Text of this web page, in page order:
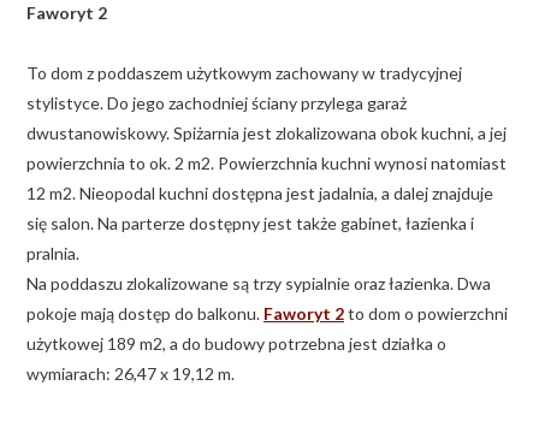
Faworyt 2
To dom z poddaszem użytkowym zachowany w tradycyjnej
stylistyce. Do jego zachodniej ściany przylega garaż
dwustanowiskowy. Spiżarnia jest zlokalizowana obok kuchni, a jej
powierzchnia to ok. 2 m2. Powierzchnia kuchni wynosi natomiast
12 m2. Nieopodal kuchni dostępna jest jadalnia, a dalej znajduje
się salon. Na parterze dostępny jest także gabinet, łazienka i
pralnia.
Na poddaszu zlokalizowane są trzy sypialnie oraz łazienka. Dwa
pokoje mają dostęp do balkonu. Faworyt 2to dom o powierzchni
użytkowej 189 m2, a do budowy potrzebna jest działka o
wymiarach: 26,47 x 19,12 m.